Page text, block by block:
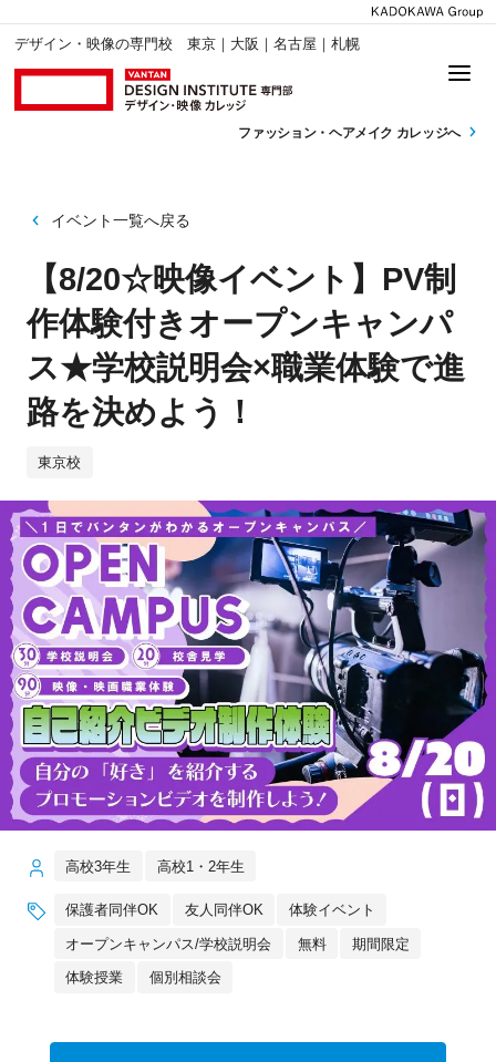
デザイン・映像の専門校 東京｜大阪｜名古屋｜札幌
ファッション・ ヘアメイク カレッジへ
イベント一覧へ戻る
【8/20☆映像イベント】PV制
作体験付きオープンキャンパ
ス★学校説明会×職業体験で進
路を決めよう！
東京校
高校3年生 高校1・2年生
保護者同伴OK 友人同伴OK 体験イベント
オープンキャンパス/学校説明会 無料 期間限定
体験授業 個別相談会